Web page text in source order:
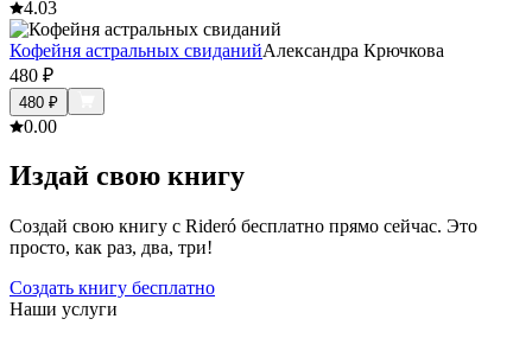
4.03
Кофейня астральных свиданийАлександра Крючкова
480 ₽
480 ₽
0.00
Издай свою книгу
Создай свою книгу с Rideró бесплатно прямо сейчас. Это
просто, как раз, два, три!
Создать книгу бесплатно
Наши услуги